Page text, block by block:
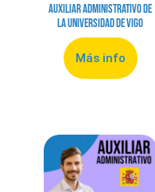
Auxiliar Administrativo de
la Universidad de Vigo
Más info